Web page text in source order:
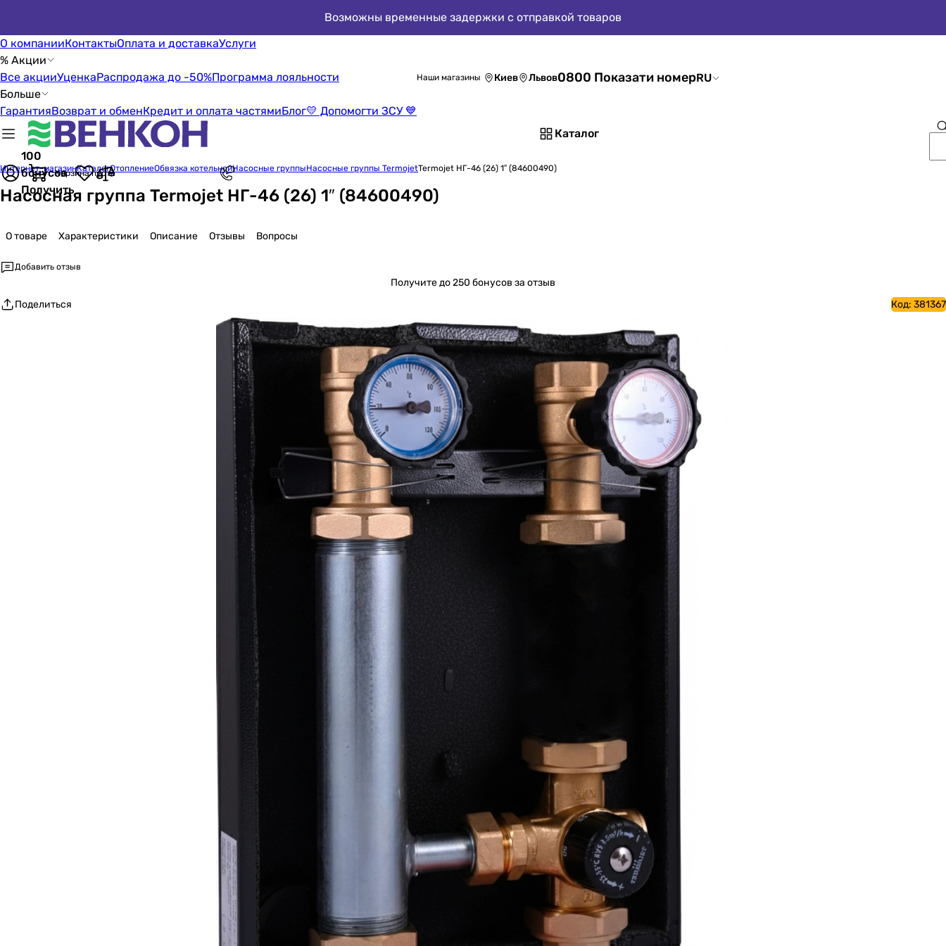
Возможны временные задержки с отправкой товаров
О компанииКонтактыОплата и доставкаУслуги
% Акции
Все акцииУценкаРаспродажа до -50%Программа лояльности
Больше
ГарантияВозврат и обменКредит и оплата частямиБлог💛 Допомогти ЗСУ 💙
Наши магазины Киев Львов0800 Показати номерRU
Каталог
100
бонусов
Получить
Корзина пуста
Интернет-магазинКаталогОтоплениеОбвязка котельнойНасосные группыНасосные группы TermojetTermojet НГ-46 (26) 1″ (84600490)
Насосная группа Termojet НГ-46 (26) 1″ (84600490)
О товаре Характеристики Описание Отзывы Вопросы
Добавить отзыв
Получитедо 250 бонусов за отзыв
Поделиться
Код: 381367